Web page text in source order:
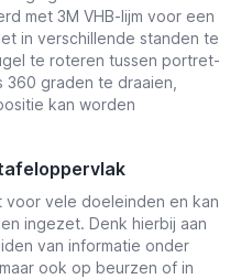
met 3M VHB-lijm voor een
in verschillende standen te
te roteren tussen portret-
360 graden te draaien,
kan worden
voor vele doeleinden en kan
ingezet. Denk hierbij aan
van informatie onder
ook op beurzen of in